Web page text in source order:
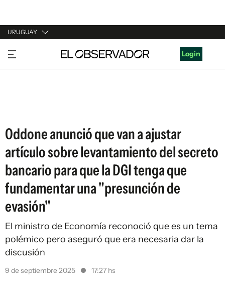
URUGUAY
URUGUAY
ARGENTINA
Login
Oddone anunció que van a ajustar
artículo sobre levantamiento del secreto
bancario para que la DGI tenga que
fundamentar una "presunción de
evasión"
El ministro de Economía reconoció que es un tema
polémico pero aseguró que era necesaria dar la
discusión
9 de septiembre 2025 17:27 hs